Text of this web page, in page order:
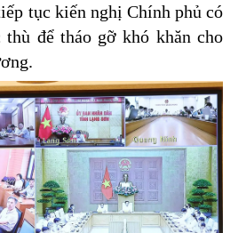
tục kiến nghị Chính phủ có
thù để tháo gỡ khó khăn cho